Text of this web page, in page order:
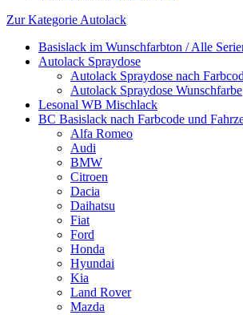
Zur Kategorie Autolack
Basislack im Wunschfarbton / Alle
Autolack Spraydose
Autolack Spraydose nach
Autolack Spraydose Wunschfarbe
Lesonal WB Mischlack
BC Basislack nach Farbcode und
Alfa Romeo
Audi
BMW
Citroen
Dacia
Daihatsu
Fiat
Ford
Honda
Hyundai
Kia
Land Rover
Mazda